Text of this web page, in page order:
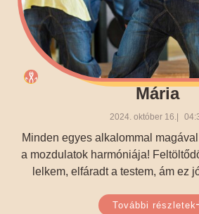
Mária
2024. október 16.
Minden egyes alkalommal
a mozdulatok harmóniája!
lelkem, elfáradt a testem, ám ez
További részletek